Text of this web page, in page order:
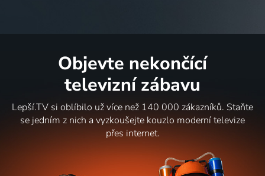
Objevte nekončící
televizní zábavu
Lepší.TV si oblíbilo už více než 140 000 zákazníků. Staňte
se jedním z nich a vyzkoušejte kouzlo moderní televize
přes internet.